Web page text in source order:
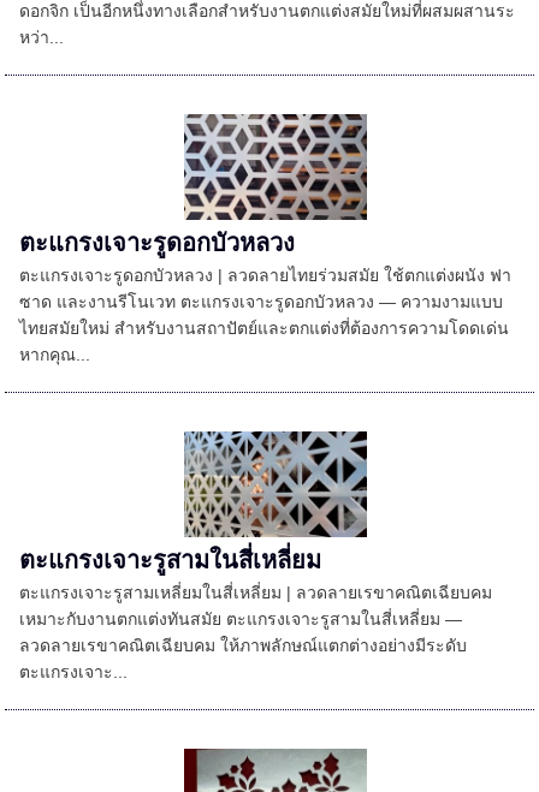
ดอกจิก เป็นอีกหนึ่งทางเลือกสำหรับงานตกแต่งสมัยใหม่ที่ผสมผสานระ
หว่า...
ตะแกรงเจาะรูดอกบัวหลวง
ตะแกรงเจาะรูดอกบัวหลวง | ลวดลายไทยร่วมสมัย ใช้ตกแต่งผนัง ฟา
ซาด และงานรีโนเวท ตะแกรงเจาะรูดอกบัวหลวง — ความงามแบบ
ไทยสมัยใหม่ สำหรับงานสถาปัตย์และตกแต่งที่ต้องการความโดดเด่น
หากคุณ...
ตะแกรงเจาะรูสามในสี่เหลี่ยม
ตะแกรงเจาะรูสามเหลี่ยมในสี่เหลี่ยม | ลวดลายเรขาคณิตเฉียบคม
เหมาะกับงานตกแต่งทันสมัย ตะแกรงเจาะรูสามในสี่เหลี่ยม —
ลวดลายเรขาคณิตเฉียบคม ให้ภาพลักษณ์แตกต่างอย่างมีระดับ
ตะแกรงเจาะ...